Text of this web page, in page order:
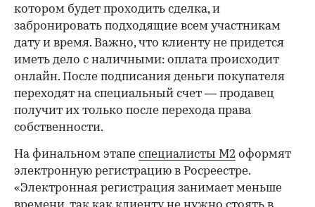
котором будет проходить сделка, и
забронировать подходящие всем участникам
дату и время. Важно, что клиенту не придется
иметь дело с наличными: оплата происходит
онлайн. После подписания деньги покупателя
переходят на специальный счет — продавец
получит их только после перехода права
собственности.
На финальном этапе специалисты М2 оформят
электронную регистрацию в Росреестре.
«Электронная регистрация занимает меньше